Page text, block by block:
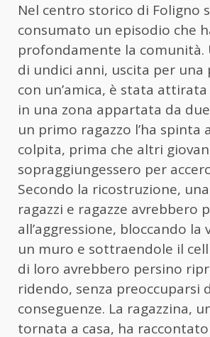
Nel centro storico di Foligno
consumato un episodio che
profondamente la comunità.
di undici anni, uscita per una
con un’amica, è stata attirata
in una zona appartata da
un primo ragazzo l’ha spinta
colpita, prima che altri
sopraggiungessero per
Secondo la ricostruzione,
ragazzi e ragazze avrebbero
all’aggressione, bloccando
un muro e sottraendole il
di loro avrebbero persino
ridendo, senza preoccuparsi
conseguenze. La ragazzina,
tornata a casa, ha